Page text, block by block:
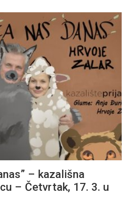
– kazališna
– Četvrtak, 17. 3. u